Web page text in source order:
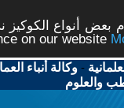
أنواع
on our website
-وكالة أنباء
والعلوم